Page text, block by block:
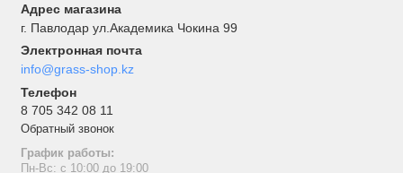
Адрес магазина
г. Павлодар ул.Академика Чокина 99
Электронная почта
info@grass-shop.kz
Телефон
8 705 342 08 11
Обратный звонок
График работы:
Пн-Вс: с 10:00 до 19:00